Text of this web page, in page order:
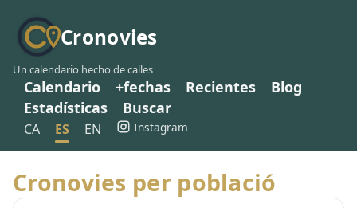
Cronovies
Un calendario hecho de calles
Calendario +fechas Recientes
Blog
Estadísticas
Buscar
CA ES EN Instagram
Cronovies per població